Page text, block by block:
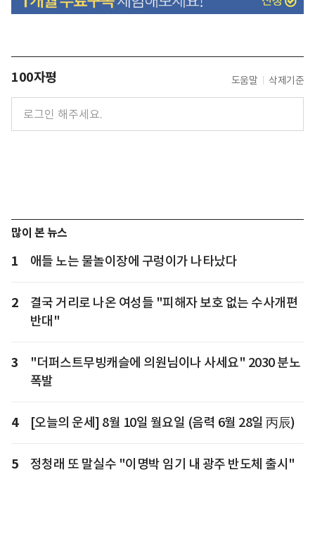
100자평 도움말 삭제기준
많이 본 뉴스
1 애들 노는 물놀이장에 구렁이가 나타났다
2
결국 거리로 나온 여성들 "피해자 보호 없는 수사개편
반대"
3
"더퍼스트무빙캐슬에 의원님이나 사세요" 2030 분노
폭발
4 [오늘의 운세] 8월 10일 월요일 (음력 6월 28일 丙辰)
5 정청래 또 말실수 "이명박 임기 내 광주 반도체 출시"